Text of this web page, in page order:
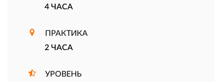
4 ЧАСА
ПРАКТИКА
2 ЧАСА
УРОВЕНЬ